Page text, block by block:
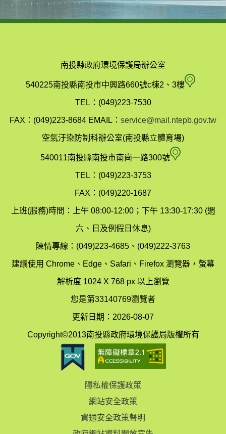
南投縣政府環境保護局辦公室
540225南投縣南投市中興路660號c棟2、3樓 南
縣
保
局
圖
TEL：(049)223-7530
FAX：(049)223-8684 EMAIL： service@mail.ntepb.gov.tw
空氣汙染防制科辦公室(南投縣立體育場)
540011南投縣南投市南崗一路300號 空
染
制
科
(南
TEL：(049)223-3753
FAX：(049)220-1687
上班(服務)時間：上午 08:00-12:00；下午 13:30-17:30 (週
六、日及例假日休息)
陳情專線：(049)223-4685、(049)222-3763
建議使用 Chrome、Edge、Safari、Firefox 瀏覽器，螢幕
解析度 1024 X 768 px 以上瀏覽
您是第33140769瀏覽者
更新日期：2026-08-07
Copyright©2013南投縣政府環境保護局版權所有
隱私權保護政策
網站安全政策
資通安全政策聲明